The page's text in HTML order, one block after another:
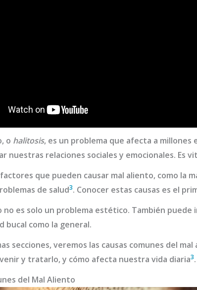
o halitosis, es un problema que afecta a millones
nuestras relaciones sociales y emocionales. Es
que pueden causar mal aliento, como la
de salud3. Conocer estas causas es el
no es solo un problema estético. También puede
bucal como la general.
secciones, veremos las causas comunes del
y tratarlo, y cómo afecta nuestra vida diaria3.
del Mal Aliento